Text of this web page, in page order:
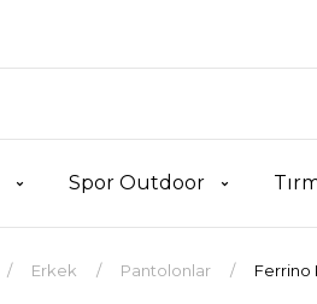
Spor Outdoor
Erkek Pantolonlar Ferrino